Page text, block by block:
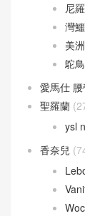
尼
灣
美
鴕
愛馬仕
聖羅蘭
ysl
香奈兒